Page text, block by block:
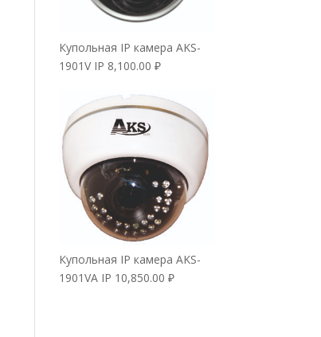
Купольная IP камера AKS-
1901V IP 8,100.00₽
Купольная IP камера AKS-
1901VA IP 10,850.00₽